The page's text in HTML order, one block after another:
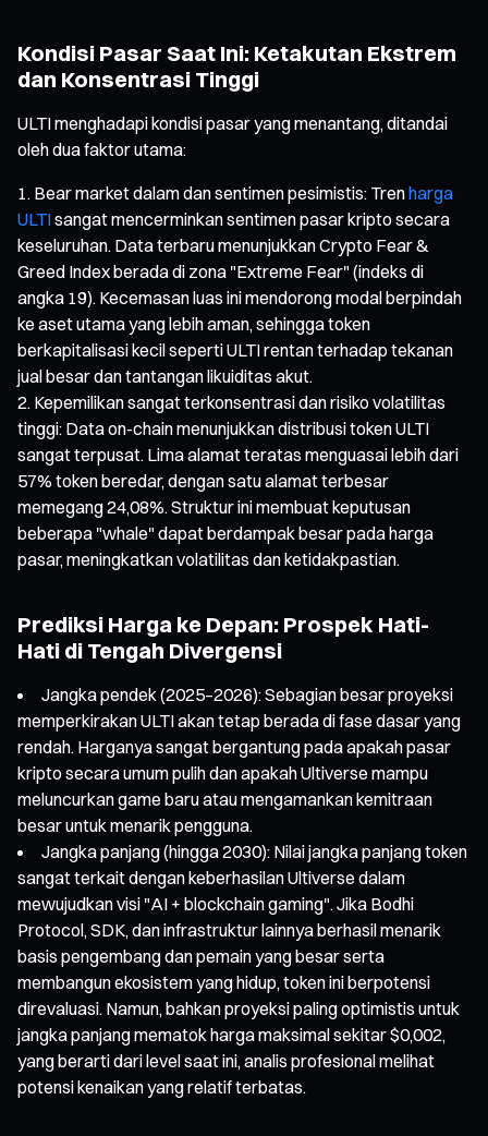
Kondisi Pasar Saat Ini: Ketakutan Ekstrem
dan Konsentrasi Tinggi
ULTI menghadapi kondisi pasar yang menantang, ditandai
oleh dua faktor utama:
Bear market dalam dan sentimen pesimistis: Trenharga
ULTIsangat mencerminkan sentimen pasar kripto secara
keseluruhan. Data terbaru menunjukkan Crypto Fear &
Greed Index berada di zona "Extreme Fear" (indeks di
angka 19). Kecemasan luas ini mendorong modal berpindah
ke aset utama yang lebih aman, sehingga token
berkapitalisasi kecil seperti ULTI rentan terhadap tekanan
jual besar dan tantangan likuiditas akut.
Kepemilikan sangat terkonsentrasi dan risiko volatilitas
tinggi: Data on-chain menunjukkan distribusi token ULTI
sangat terpusat. Lima alamat teratas menguasai lebih dari
57% token beredar, dengan satu alamat terbesar
memegang 24,08%. Struktur ini membuat keputusan
beberapa "whale" dapat berdampak besar pada harga
pasar, meningkatkan volatilitas dan ketidakpastian.
Prediksi Harga ke Depan: Prospek Hati-
Hati di Tengah Divergensi
Jangka pendek (2025–2026): Sebagian besar proyeksi
memperkirakan ULTI akan tetap berada di fase dasar yang
rendah. Harganya sangat bergantung pada apakah pasar
kripto secara umum pulih dan apakah Ultiverse mampu
meluncurkan game baru atau mengamankan kemitraan
besar untuk menarik pengguna.
Jangka panjang (hingga 2030): Nilai jangka panjang token
sangat terkait dengan keberhasilan Ultiverse dalam
mewujudkan visi "AI + blockchain gaming". Jika Bodhi
Protocol, SDK, dan infrastruktur lainnya berhasil menarik
basis pengembang dan pemain yang besar serta
membangun ekosistem yang hidup, token ini berpotensi
direvaluasi. Namun, bahkan proyeksi paling optimistis untuk
jangka panjang mematok harga maksimal sekitar $0,002,
yang berarti dari level saat ini, analis profesional melihat
potensi kenaikan yang relatif terbatas.